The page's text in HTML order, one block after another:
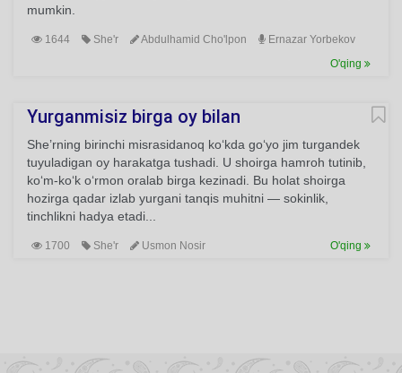
mumkin.
1644 She'r Abdulhamid Cho'lpon
Ernazar Yorbekov
O'qing
Yurganmisiz birga oy bilan
She’rning birinchi misrasidanoq ko‘kda go‘yo jim turgandek
tuyuladigan oy harakatga tushadi. U shoirga hamroh tutinib,
ko‘m-ko‘k o‘rmon oralab birga kezinadi. Bu holat shoirga
hozirga qadar izlab yurgani tanqis muhitni — sokinlik,
tinchlikni hadya etadi...
1700 She'r Usmon Nosir O'qing